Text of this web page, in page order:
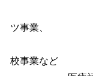
学習教材
ツ事業、
教科書・
校事業など